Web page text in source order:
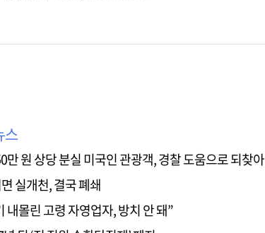
스
만 원 상당 분실 미국인 관광객, 경찰 도움으로 되찾아
실개천, 결국 폐쇄
내몰린 고령 자영업자, 방치 안 돼”